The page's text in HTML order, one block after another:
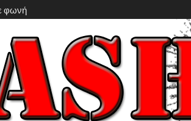
φωνή